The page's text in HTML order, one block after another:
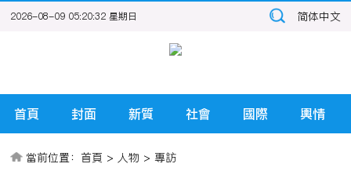
2026-08-09 05:20:33 星期日 简体中文
首頁 封面 新質 社會 國際 輿情
當前位置：首頁 >人物 >專訪